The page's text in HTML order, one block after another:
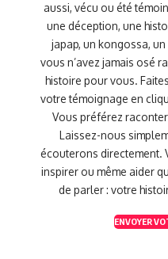
aussi, vécu ou été
une déception, une
japap, un kongossa,
vous n’avez jamais osé
histoire pour vous.
votre témoignage en
Vous préférez
Laissez-nous
écouterons directement.
inspirer ou même aider
de parler : votre
ENVOYER